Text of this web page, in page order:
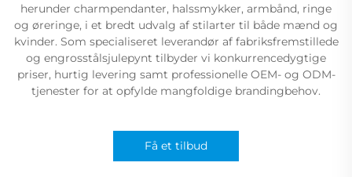
herunder charmpendanter, halssmykker, armbånd, ringe
og øreringe, i et bredt udvalg af stilarter til både mænd og
kvinder. Som specialiseret leverandør af fabriksfremstillede
og engrosstålsjulepynt tilbyder vi konkurrencedygtige
priser, hurtig levering samt professionelle OEM- og ODM-
tjenester for at opfylde mangfoldige brandingbehov.
Få et tilbud